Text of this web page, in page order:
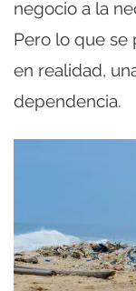
negocio a la
Pero lo que se
en realidad,
dependencia.